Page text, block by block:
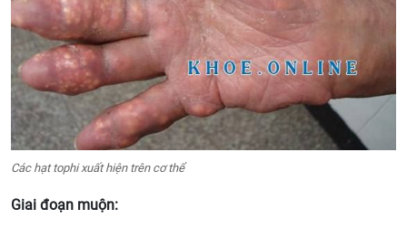
Các hạt tophi xuất hiện trên cơ thể
Giai đoạn muộn: